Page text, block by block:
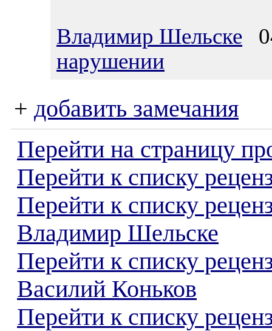
Владимир Шельске
нарушении
+ добавить замечания
Перейти на страницу
Перейти к списку
Перейти к списку
Владимир Шельске
Перейти к списку
Василий Коньков
Перейти к списку